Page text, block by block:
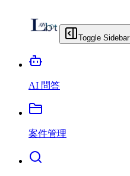
Toggle Sidebar
AI 問答
案件管理